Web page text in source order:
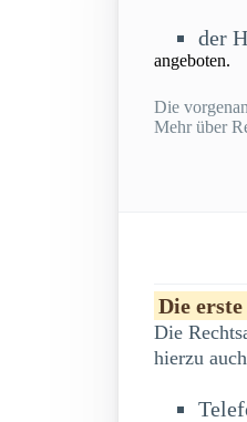
der
angeboten.
Die
Mehr über
Die
Die
hierzu